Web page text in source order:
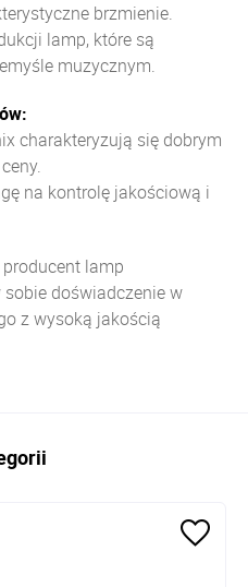
brzmienie.
lamp, które są
muzycznym.
charakteryzują się dobrym
na kontrolę jakościową i
lamp
sobie doświadczenie w
z wysoką jakością